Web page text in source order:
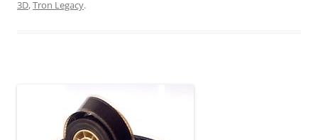
3D,Tron Legacy.